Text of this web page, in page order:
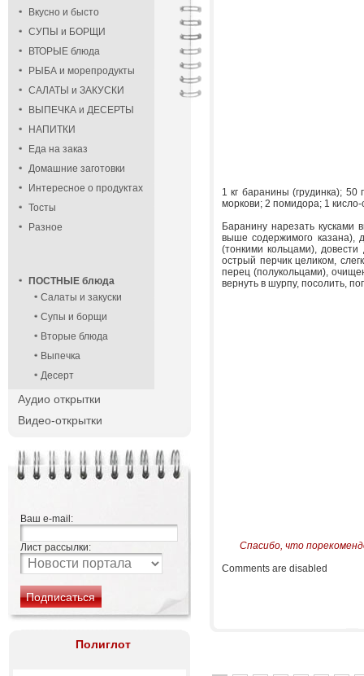
Вкусно и бысто
СУПЫ и БОРЩИ
ВТОРЫЕ блюда
РЫБА и морепродукты
САЛАТЫ и ЗАКУСКИ
ВЫПЕЧКА и ДЕСЕРТЫ
НАПИТКИ
Еда на заказ
Домашние заготовки
Интересное о продуктах
Тосты
Разное
ПОСТНЫЕ блюда
Салаты и закуски
Супы и борщи
Вторые блюда
Выпечка
Десерт
Аудио открытки
Видео-открытки
Ваш e-mail:
Лист рассылки:
Полиглот
1 кг баранины (грудинка);
моркови; 2 помидора; 1
Баранину нарезать кусками
выше содержимого казана),
(тонкими кольцами),
острый перчик целиком,
перец (полукольцами),
вернуть в шурпу, посолить,
Спасибо, что
Comments are disabled